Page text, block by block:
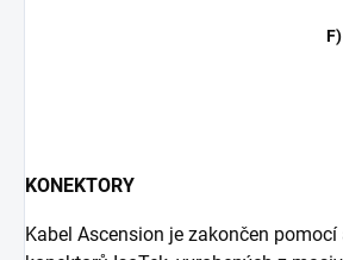
KONEKTORY
Kabel Ascension je zakončen